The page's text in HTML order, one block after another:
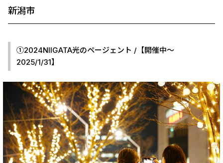
新潟市
①2024NIIGATA光のページェント /【開催中～
2025/1/31】